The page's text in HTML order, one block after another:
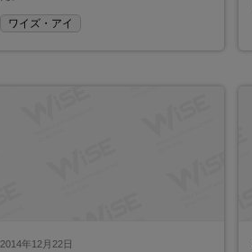
ワイズ・アイ
2014年12月22日